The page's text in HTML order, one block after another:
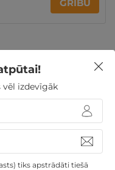
GRIBU
DIENĀ
idejas
TOP pirktākās
3 personu ĢIMENEI
100€
Atpūta
izdevīgāk
tiks apstrādāti tiešā